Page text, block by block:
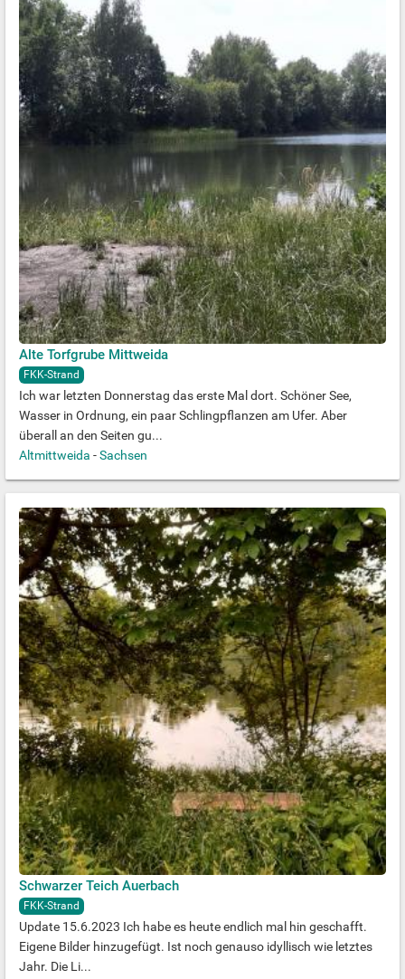
Alte Torfgrube Mittweida
FKK-Strand
Ich war letzten Donnerstag das erste Mal dort. Schöner See,
Wasser in Ordnung, ein paar Schlingpflanzen am Ufer. Aber
überall an den Seiten gu...
Altmittweida -Sachsen
Schwarzer Teich Auerbach
FKK-Strand
Update 15.6.2023 Ich habe es heute endlich mal hin geschafft.
Eigene Bilder hinzugefügt. Ist noch genauso idyllisch wie letztes
Jahr. Die Li...